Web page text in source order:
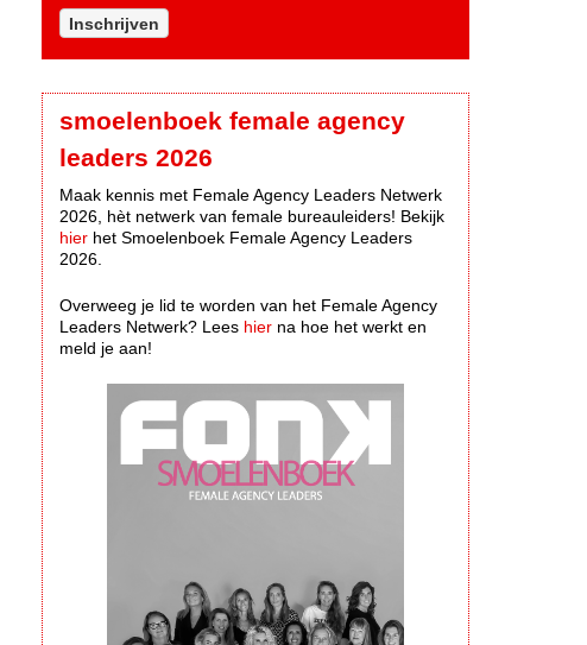
Inschrijven
smoelenboek female agency
leaders 2026
Maak kennis met Female Agency Leaders Netwerk
2026, hèt netwerk van female bureauleiders! Bekijk
hier het Smoelenboek Female Agency Leaders
2026.
Overweeg je lid te worden van het Female Agency
Leaders Netwerk? Lees hier na hoe het werkt en
meld je aan!